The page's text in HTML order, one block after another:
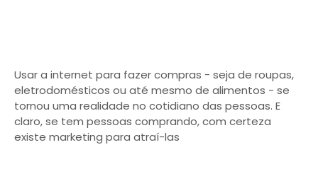
Usar a internet para fazer compras - seja de roupas,
eletrodomésticos ou até mesmo de alimentos - se
tornou uma realidade no cotidiano das pessoas. E
claro, se tem pessoas comprando, com certeza
existe marketing para atraí-las